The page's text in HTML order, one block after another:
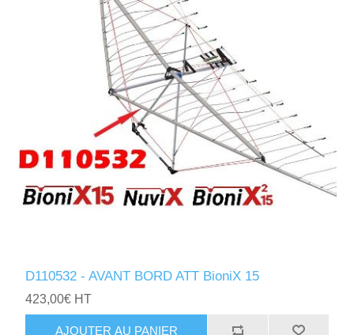
D110532 - AVANT BORD ATT BioniX 15
423,00€ HT
AJOUTER AU PANIER